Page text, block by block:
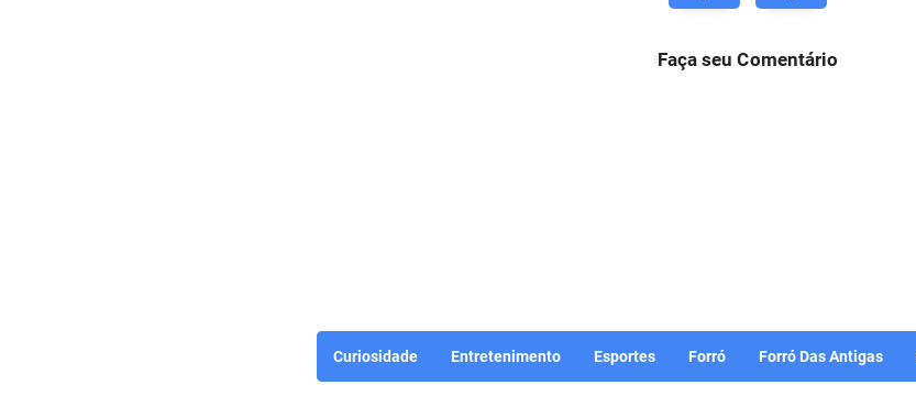
Faça seu Comentário
Curiosidade Entretenimento Esportes Forró Forró Das Antigas